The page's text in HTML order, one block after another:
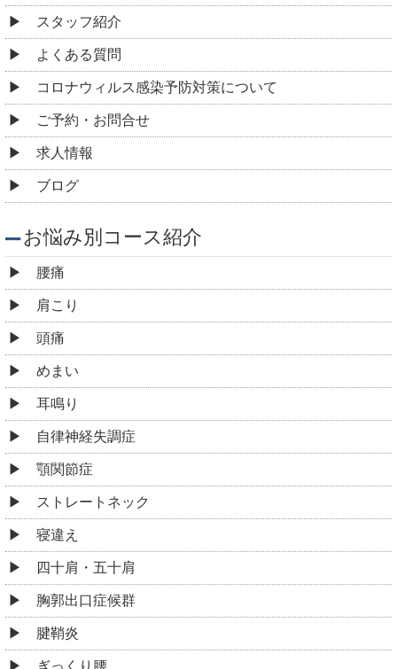
スタッフ紹介
よくある質問
コロナウィルス感染予防対策について
ご予約・お問合せ
求人情報
ブログ
お悩み別コース紹介
腰痛
肩こり
頭痛
めまい
耳鳴り
自律神経失調症
顎関節症
ストレートネック
寝違え
四十肩・五十肩
胸郭出口症候群
腱鞘炎
ぎっくり腰